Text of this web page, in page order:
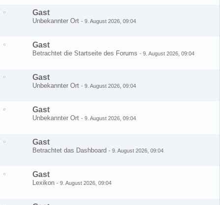
Gast
Unbekannter Ort - 9. August 2026, 09:04
Gast
Betrachtet die Startseite des Forums - 9. August 2026, 09:04
Gast
Unbekannter Ort - 9. August 2026, 09:04
Gast
Unbekannter Ort - 9. August 2026, 09:04
Gast
Betrachtet das Dashboard - 9. August 2026, 09:04
Gast
Lexikon - 9. August 2026, 09:04